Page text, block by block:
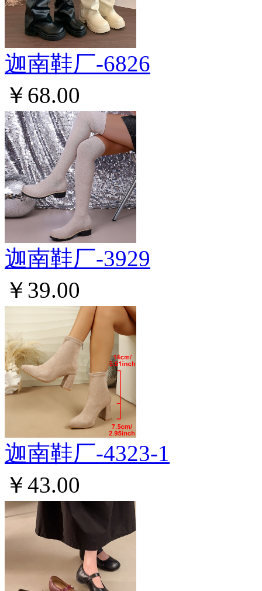
迦南鞋厂-6826
￥68.00
迦南鞋厂-3929
￥39.00
迦南鞋厂-4323-1
￥43.00